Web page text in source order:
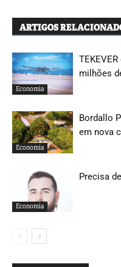
ARTIGOS
Economia
milhões
Economia
Bordallo
em nova
Economia
Precisa